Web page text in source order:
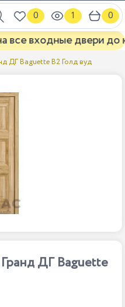
0 1 0
все входные двери до
ДГ Baguette B2 Голд вуд
ДГ Baguette